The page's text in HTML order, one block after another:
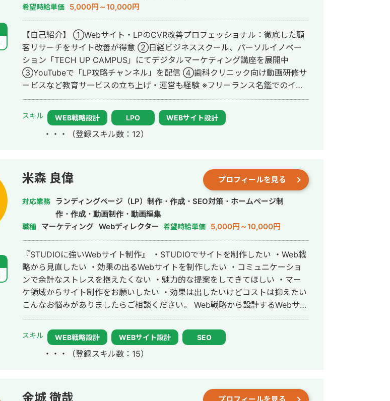
希望時給単価 5,000円～10,000円
【自己紹介】 ①Webサイト・LPのCVR改善プロフェッショナル：徹底した顧
客リサーチをサイト改善が得意 ②日経ビジネススクール、パーソルイノベー
ション「TECH UP CAMPUS」にてデジタルマーケティング講座を展開中
③YouTubeで「LP攻略チャンネル」を配信 ④歯科クリニック向け動画研修サ
ービスなど教育サービスの立ち上げ・運営も経験 ※フリーランス名鑑でのイン
タビュー記事 https://freelance-meikan.com/column/4354/ 【経歴】 ・新
卒）不動産ディベロッパー（営業） ・リクルート（営業）：ゼクシィの営業部
にてMVP受賞、新規媒体の営業リーダー ・UXコンサルティング会社（シニア
マネージャー）：大手からベンチャー企業様向けにUXリサーチなどの工程から
スキル WEB戦略設計 LPO WEBサイト設計
・・・ （登録スキル数：12）
米森 良偉 プロフィールを見る
対応業務
ランディングページ（LP）制作・作成・SEO対策・ホームページ制
作・作成・動画制作・動画編集
職種 マーケティング Webディレクター 希望時給単価 5,000円～10,000円
『STUDIOに強いWebサイト制作』 ・STUDIOでサイトを制作したい ・Web戦
略から見直したい ・効果の出るWebサイトを制作したい ・コミュニケーショ
ンで余計なストレスを抱えたくない ・魅力的な提案をしてきてほしい ・マー
ケ領域からサイト制作をお願いしたい ・効果は出したいけどコストは抑えたい
こんなお悩みがありましたらご相談ください。 Web戦略から設計するWebサイ
ト制作で、集客に貢献するサイトを作成します。 他社との違い ・累計200社以
上のWebマーケティングを支援 ・集客できるサイト設計のガイドラインを持っ
ている ・倍率30倍以上の厳しい選考基準で品質を担保 ・365日対応可能なサ
ポート体制を実現 ・制作だけでなく戦略・設計・運用・改善まで対応 ・自社
⇨2021年独立開業⇨2022年法人化 2024年4月 STUDIOエキスパートシルバー
スキル WEB戦略設計 WEBサイト設計 SEO
・・・ （登録スキル数：15）
金城 徹哉